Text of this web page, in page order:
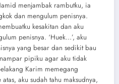
menjambak rambutku, ia
dan mengulum penisnya.
kesakitan dan aku
penisnya. ‘Huek…’, aku
yang besar dan sedikit bau
pipiku agar aku tidak
Karim memegang
aku sudah tahu maksudnya,